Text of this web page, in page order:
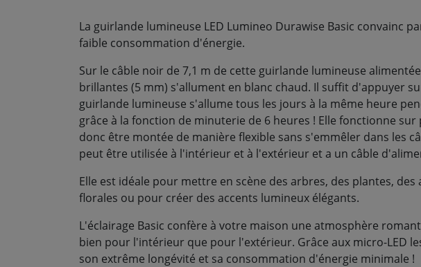
La guirlande lumineuse LED Lumineo Durawise Basic convainc
faible consommation d'énergie.
Sur le câble noir de 7,1 m de cette guirlande lumineuse
brillantes (5 mm) s'allument en blanc chaud. Il suffit d'appuyer
guirlande lumineuse s'allume tous les jours à la même heure
grâce à la fonction de minuterie de 6 heures ! Elle fonctionne
donc être montée de manière flexible sans s'emmêler dans les
peut être utilisée à l'intérieur et à l'extérieur et a un câble
Elle est idéale pour mettre en scène des arbres, des plantes,
florales ou pour créer des accents lumineux élégants.
L'éclairage Basic confère à votre maison une atmosphère
bien pour l'intérieur que pour l'extérieur. Grâce aux micro-LED
son extrême longévité et sa consommation d'énergie minimale !